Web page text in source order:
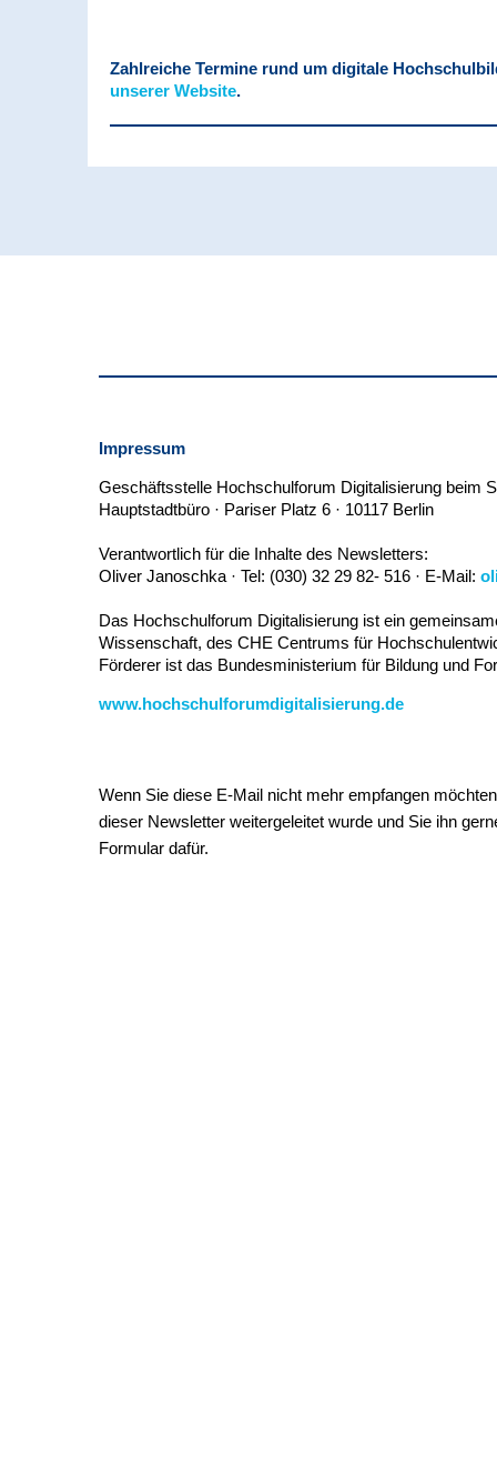
Zahlreiche Termine rund um digitale
unserer Website.
Impressum
Geschäftsstelle Hochschulforum Digitalisierung beim
Hauptstadtbüro · Pariser Platz 6 · 10117 Berlin
Verantwortlich für die Inhalte des Newsletters:
Oliver Janoschka · Tel: (030) 32 29 82- 516 · E-Mail:
Das Hochschulforum Digitalisierung ist ein
Wissenschaft, des CHE Centrums für
Förderer ist das Bundesministerium für Bildung und
www.hochschulforumdigitalisierung.de
Wenn Sie diese E-Mail nicht mehr empfangen
dieser Newsletter weitergeleitet wurde und Sie ihn
Formular dafür.